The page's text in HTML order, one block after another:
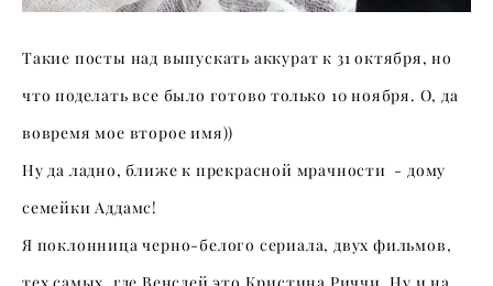
Такие посты над выпускать аккурат к 31 октября, но
что поделать все было готово только 10 ноября. О, да
вовремя мое второе имя))
Ну да ладно, ближе к прекрасной мрачности - дому
семейки Аддамс!
Я поклонница черно-белого сериала, двух фильмов,